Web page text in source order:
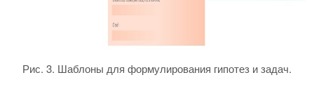
Рис. 3. Шаблоны для формулирования гипотез и задач.